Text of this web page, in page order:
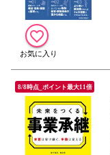
8/8時点_ポイント最大11倍